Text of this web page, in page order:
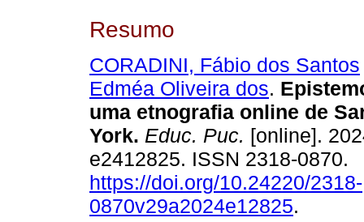
Resumo
CORADINI, Fábio dos Santos
Edméa Oliveira dos.
uma etnografia online de
York. Educ. Puc. [online].
e2412825. ISSN 2318-0870.
https://doi.org/10.24220/2318-
0870v29a2024e12825.